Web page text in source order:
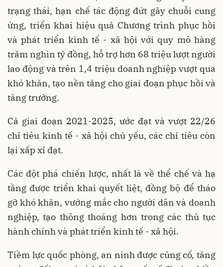
trạng thái, hạn chế tác động đứt gãy chuỗi cung
ứng, triển khai hiệu quả Chương trình phục hồi
và phát triển kinh tế - xã hội với quy mô hàng
trăm nghìn tỷ đồng, hỗ trợ hơn 68 triệu lượt người
lao động và trên 1,4 triệu doanh nghiệp vượt qua
khó khăn, tạo nền tảng cho giai đoạn phục hồi và
tăng trưởng.
Cả giai đoạn 2021-2025, ước đạt và vượt 22/26
chỉ tiêu kinh tế - xã hội chủ yếu, các chỉ tiêu còn
lại xấp xỉ đạt.
Các đột phá chiến lược, nhất là về thể chế và hạ
tầng được triển khai quyết liệt, đồng bộ để tháo
gỡ khó khăn, vướng mắc cho người dân và doanh
nghiệp, tạo thông thoáng hơn trong các thủ tục
hành chính và phát triển kinh tế - xã hội.
Tiềm lực quốc phòng, an ninh được củng cố, tăng